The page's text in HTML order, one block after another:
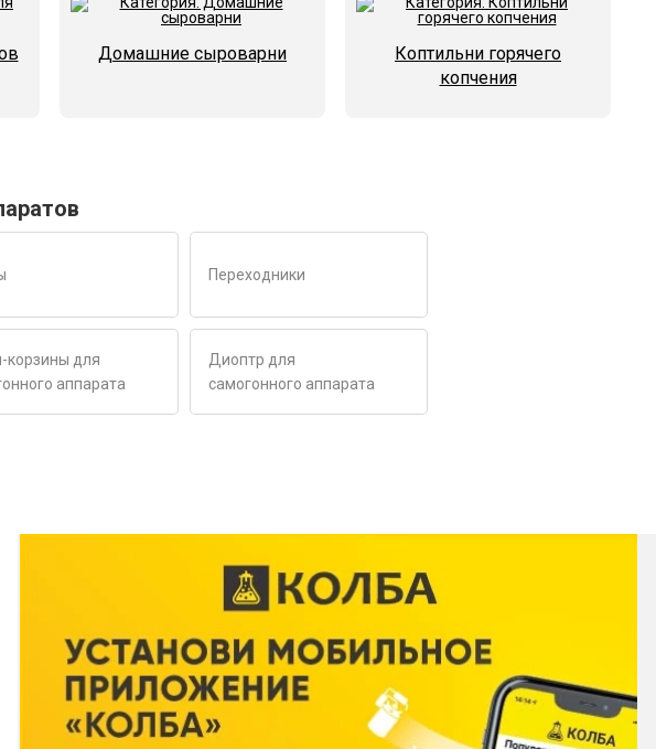
Домашние сыроварни
Коптильни горячего
копчения
Переходники
для
аппарата
Диоптр для
самогонного аппарата